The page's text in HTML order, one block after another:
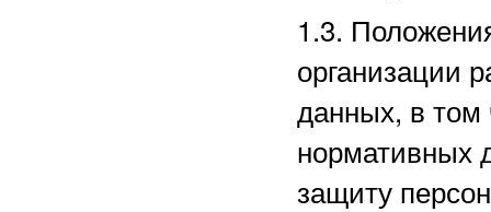
1.3.
организации
данных, в том
нормативных
защиту